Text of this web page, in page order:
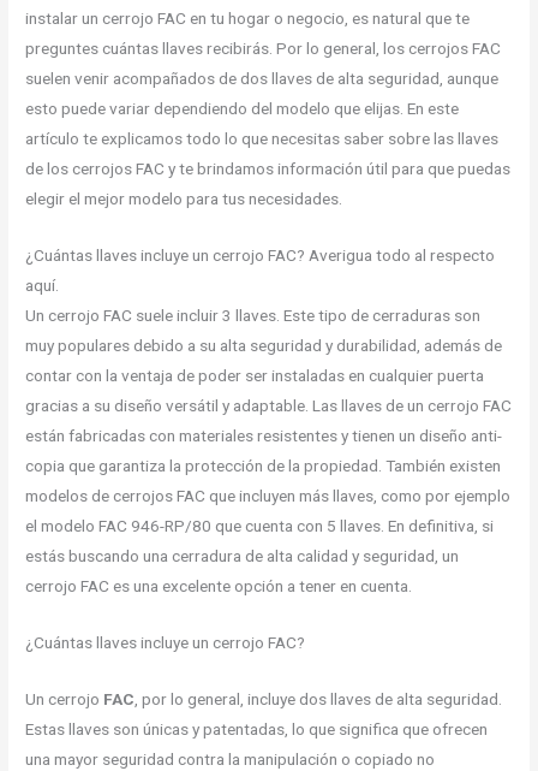
instalar un cerrojo FAC en tu hogar o negocio, es natural que te
preguntes cuántas llaves recibirás. Por lo general, los cerrojos FAC
suelen venir acompañados de dos llaves de alta seguridad, aunque
esto puede variar dependiendo del modelo que elijas. En este
artículo te explicamos todo lo que necesitas saber sobre las llaves
de los cerrojos FAC y te brindamos información útil para que puedas
elegir el mejor modelo para tus necesidades.
¿Cuántas llaves incluye un cerrojo FAC? Averigua todo al respecto
aquí.
Un cerrojo FAC suele incluir 3 llaves. Este tipo de cerraduras son
muy populares debido a su alta seguridad y durabilidad, además de
contar con la ventaja de poder ser instaladas en cualquier puerta
gracias a su diseño versátil y adaptable. Las llaves de un cerrojo FAC
están fabricadas con materiales resistentes y tienen un diseño anti-
copia que garantiza la protección de la propiedad. También existen
modelos de cerrojos FAC que incluyen más llaves, como por ejemplo
el modelo FAC 946-RP/80 que cuenta con 5 llaves. En definitiva, si
estás buscando una cerradura de alta calidad y seguridad, un
cerrojo FAC es una excelente opción a tener en cuenta.
¿Cuántas llaves incluye un cerrojo FAC?
Un cerrojo FAC , por lo general, incluye dos llaves de alta seguridad.
Estas llaves son únicas y patentadas, lo que significa que ofrecen
una mayor seguridad contra la manipulación o copiado no